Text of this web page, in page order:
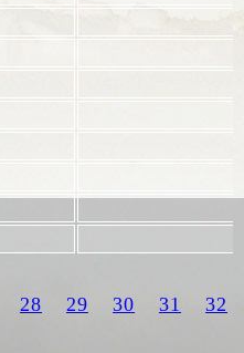
28 29 30 31 32